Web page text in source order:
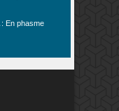
En phasme